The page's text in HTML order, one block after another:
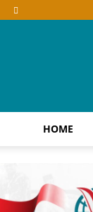
HOME